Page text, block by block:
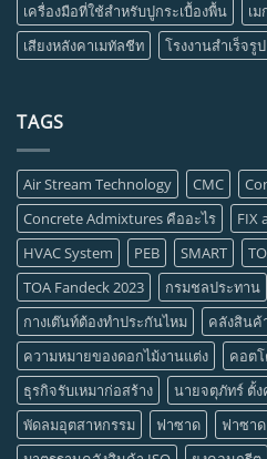
เครื่องมือที่ใช้สำหรับปูกระเบื้องพื้น
เ
เสียงหลังคาเมทัลชีท
โรงงานสำเร็จรูป
TAGS
Air Stream Technology CMC
Concrete Admixtures คืออะไร
FIX
HVAC System
PEB SMART
TOA Fandeck 2023
กรมชลประทาน
กางเต๊นท์ต้องทำประกันไหม
คลังสินค้
ความหมายของดอกไม้งานแต่ง
คอต
ธุรกิจรับเหมาก่อสร้าง
นายจตุภัทร์ ตั้
พัดลมอุตสาหกรรม
ฟาซาด ฟาซา